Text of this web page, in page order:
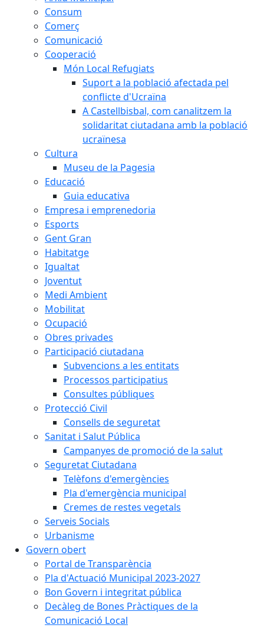
Consum
Comerç
Comunicació
Cooperació
Món Local Refugiats
Suport a la població afectada pel
conflicte d'Ucraïna
A Castellbisbal, com canalitzem la
solidaritat ciutadana amb la població
ucraïnesa
Cultura
Museu de la Pagesia
Educació
Guia educativa
Empresa i emprenedoria
Esports
Gent Gran
Habitatge
Igualtat
Joventut
Medi Ambient
Mobilitat
Ocupació
Obres privades
Participació ciutadana
Subvencions a les entitats
Processos participatius
Consultes públiques
Protecció Civil
Consells de seguretat
Sanitat i Salut Pública
Campanyes de promoció de la salut
Seguretat Ciutadana
Telèfons d'emergències
Pla d'emergència municipal
Cremes de restes vegetals
Serveis Socials
Urbanisme
Govern obert
Portal de Transparència
Pla d'Actuació Municipal 2023-2027
Bon Govern i integritat pública
Decàleg de Bones Pràctiques de la
Comunicació Local